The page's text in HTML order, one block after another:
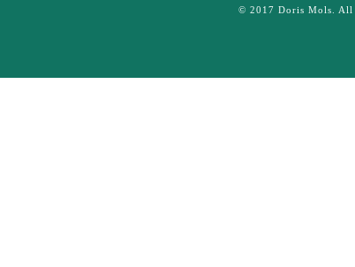
© 2017 Doris Mols. All